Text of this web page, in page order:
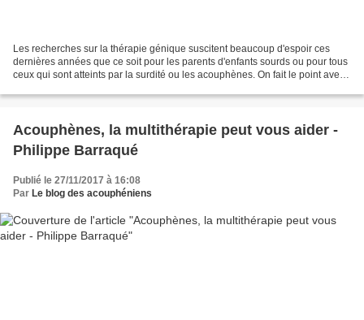
Les recherches sur la thérapie génique suscitent beaucoup d'espoir ces
dernières années que ce soit pour les parents d'enfants sourds ou pour tous
ceux qui sont atteints par la surdité ou les acouphènes. On fait le point avec
Acouphènes, la multithérapie peut vous aider -
Philippe Barraqué
Publié le 27/11/2017 à 16:08
Par Le blog des acouphéniens